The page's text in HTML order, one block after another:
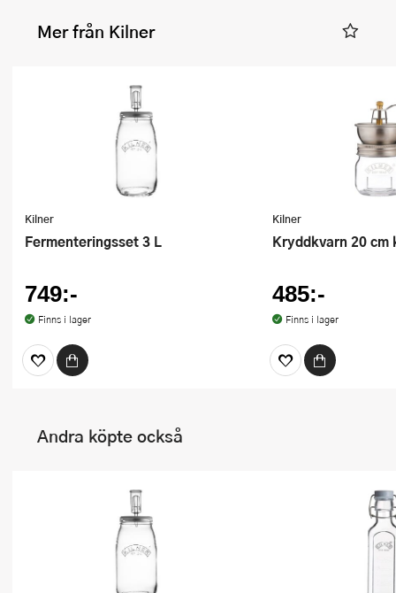
Mer från Kilner
Kilner
Fermenteringsset 3 L
749:-
Finns i lager
Kilner
Kryddkvarn 20
485:-
Finns i lager
Andra köpte också